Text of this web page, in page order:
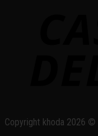
Copyright khoda 2026 ©